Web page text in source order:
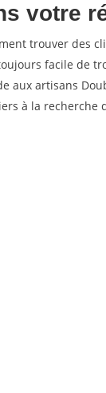
votre
trouver des
facile de
aux artisans
à la recherche